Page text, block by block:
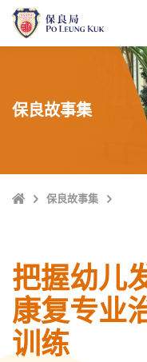
保良故事集
Home保良故事集
把握幼儿
康复专业
训练